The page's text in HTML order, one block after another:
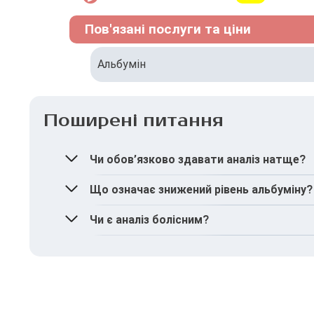
Пов'язані послуги та ціни
Альбумін
Поширені питання
Чи обов’язково здавати аналіз натще?
Так, це необхідно для отримання
Що означає знижений рівень альбуміну?
Він може свідчити про порушення функції
Чи є аналіз болісним?